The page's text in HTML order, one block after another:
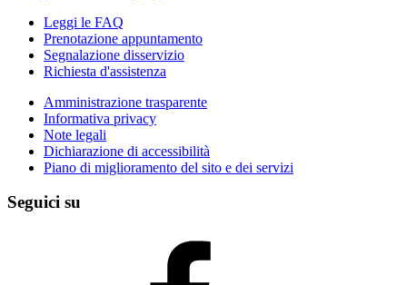
Leggi le FAQ
Prenotazione appuntamento
Segnalazione disservizio
Richiesta d'assistenza
Amministrazione trasparente
Informativa privacy
Note legali
Dichiarazione di accessibilità
Piano di miglioramento del sito e dei servizi
Seguici su